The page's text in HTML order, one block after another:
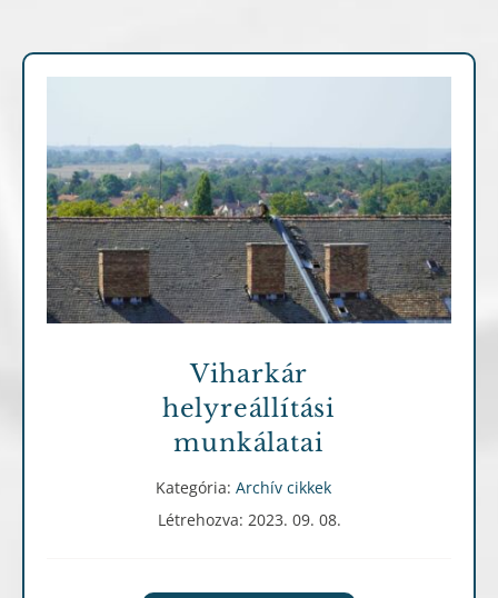
Archív cikkek
Viharkár
helyreállítási
munkálatai
Kategória: Archív cikkek
Létrehozva: 2023. 09. 08.